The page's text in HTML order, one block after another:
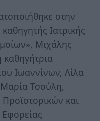
στην
Ιατρικής
Μιχάλης
καθηγήτρια
Ιωαννίνων, Λίλα
Τσούλη,
και